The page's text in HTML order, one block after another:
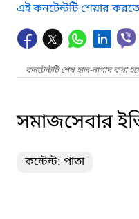
এই কনটেন্টটি শেয়ার
কনটেন্টটি শেষ হাল-নাগাদ করা
সমাজসেবার
কন্টেন্ট: পাতা